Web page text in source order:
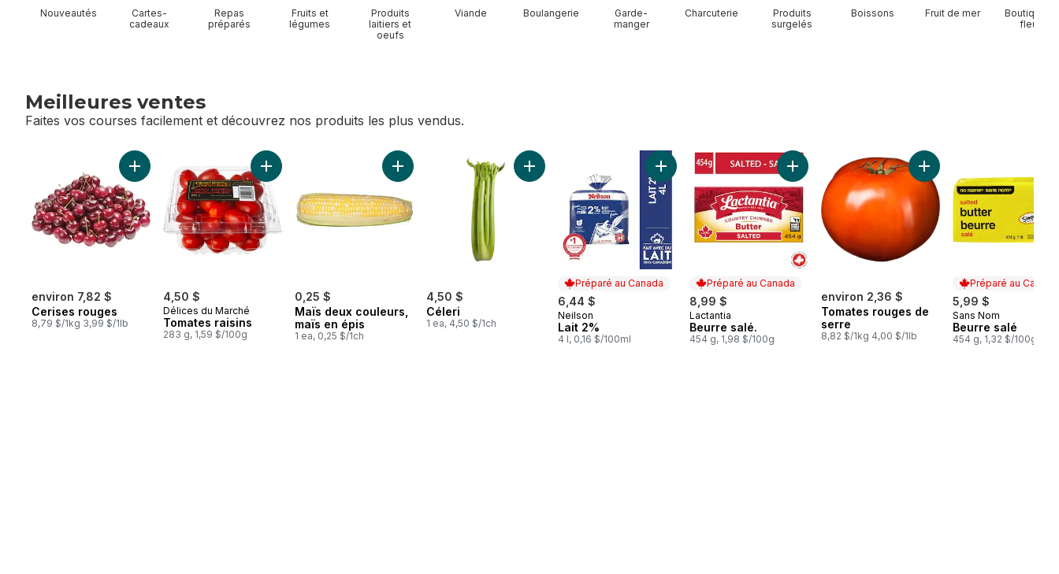
Nouveautés
Cartes-
cadeaux
Repas
préparés
Fruits et
légumes
Produits
laitiers et
oeufs
Viande Boulangerie
Garde-
manger
Charcuterie
Produits
surgelés
Boissons Fruit de mer
Boutique
fleurs
Meilleures ventes
Faites vos courses facilement et découvrez nos produits les plus vendus.
sauter Meilleures ventes
environ 7,82 $
Cerises rouges
8,79 $/1kg 3,99 $/1lb
Ajouter Cerises rouges au panier
4,50 $
Délices du Marché
Tomates raisins
283 g, 1,59 $/100g
Ajouter Tomates raisins au panier
0,25 $
Maïs deux couleurs,
maïs en épis
1 ea, 0,25 $/1ch
Ajouter Maïs deux couleurs, maïs en épis au panier
4,50 $
Céleri
1 ea, 4,50 $/1ch
Ajouter Céleri au panier
Préparé au Canada
6,44 $
Préparé au Canada
Neilson
Lait 2%
4 l, 0,16 $/100ml
Ajouter Lait 2% au panier
Préparé au Canada
8,99 $
Préparé au Canada
Lactantia
Beurre salé.
454 g, 1,98 $/100g
Ajouter Beurre salé. au panier
environ 2,36 $
Tomates rouges de
serre
8,82 $/1kg 4,00 $/1lb
Ajouter Tomates rouges
Préparé au Canada
5,99 $
Préparé au
Sans Nom
Beurre salé
454 g, 1,32 $/100g